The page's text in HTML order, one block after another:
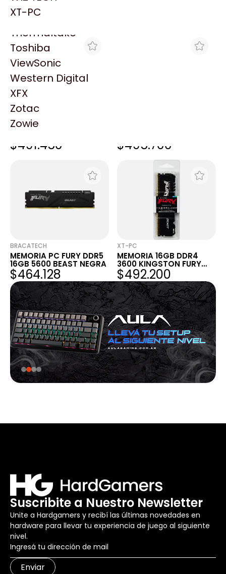
Solarmax
Thermaltake
Toshiba
ViewSonic
Western Digital
XFX
Zotac
Zowie
XT-PC
BEAST NEGRA 16GBIT
$596.221
MEMORIA PC FURY DDR5
$491.450 $495.700
BRACATECH
MEMORIA PC FURY DDR5
16GB 5600 BEAST NEGRA
$464.128
XT-PC
MEMORIA 16GB DDR4
3600 KINGSTON FURY
BEAST RGB
$492.200
Suscribite a Nuestro Newsletter
Unite a Hardgamers y recibí las últimas novedades en
hardware para llevar tu experiencia de juego al siguiente
nivel.
Enviar